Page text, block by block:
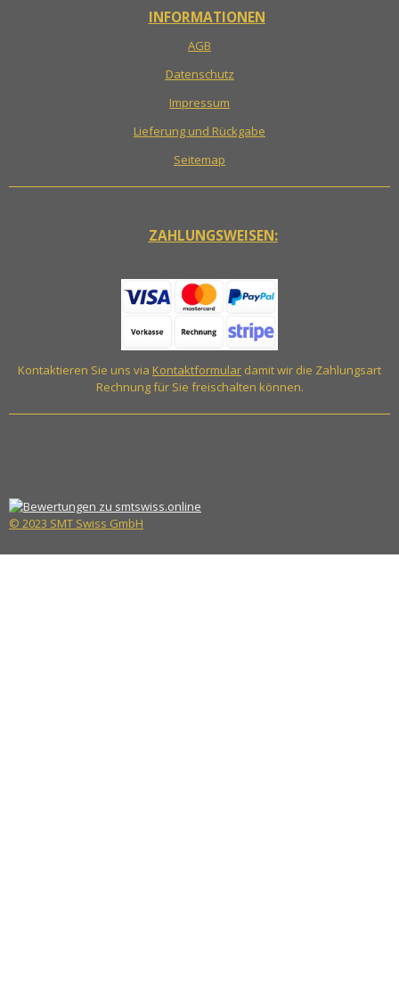
INFORMATIONEN
AGB
Datenschutz
Impressum
Lieferung und Rückgabe
Seitemap
ZAHLUNGSWEISEN:
Kontaktieren Sie uns via Kontaktformular damit wir die Zahlungsart
Rechnung für Sie freischalten können.
© 2023 SMT Swiss GmbH